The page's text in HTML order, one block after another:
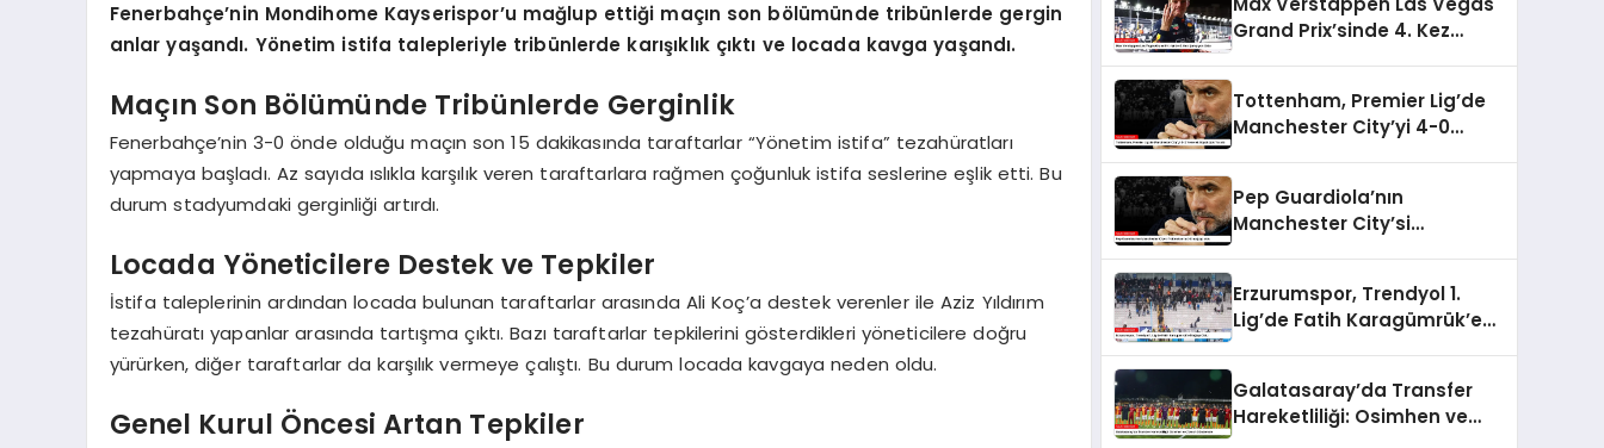
Fenerbahçe’nin Mondihome Kayserispor’u mağlup ettiği maçın son bölümünde tribünlerde gergin
anlar yaşandı. Yönetim istifa talepleriyle tribünlerde karışıklık çıktı ve locada kavga yaşandı.
Maçın Son Bölümünde Tribünlerde Gerginlik
Fenerbahçe’nin 3-0 önde olduğu maçın son 15 dakikasında taraftarlar “Yönetim istifa” tezahüratları
yapmaya başladı. Az sayıda ıslıkla karşılık veren taraftarlara rağmen çoğunluk istifa seslerine eşlik etti. Bu
durum stadyumdaki gerginliği artırdı.
Locada Yöneticilere Destek ve Tepkiler
İstifa taleplerinin ardından locada bulunan taraftarlar arasında Ali Koç’a destek verenler ile Aziz Yıldırım
tezahüratı yapanlar arasında tartışma çıktı. Bazı taraftarlar tepkilerini gösterdikleri yöneticilere doğru
yürürken, diğer taraftarlar da karşılık vermeye çalıştı. Bu durum locada kavgaya neden oldu.
Genel Kurul Öncesi Artan Tepkiler
Grand Prix’sinde 4. Kez
Tottenham, Premier Lig’de
Manchester City’yi 4-0
Pep Guardiola’nın
Manchester City’si
Erzurumspor, Trendyol 1.
Lig’de Fatih Karagümrük’e
Galatasaray’da Transfer
Hareketliliği: Osimhen ve